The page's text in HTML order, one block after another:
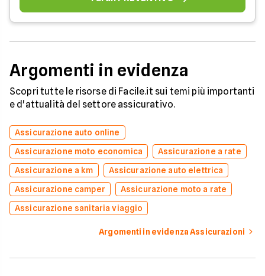
Argomenti in evidenza
Scopri tutte le risorse di Facile.it sui temi più importanti
e d'attualità del settore assicurativo.
Assicurazione auto online
Assicurazione moto economica
Assicurazione a rate
Assicurazione a km
Assicurazione auto elettrica
Assicurazione camper
Assicurazione moto a rate
Assicurazione sanitaria viaggio
Argomenti in evidenza Assicurazioni